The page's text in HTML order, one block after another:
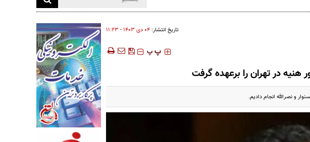
تاریخ انتشار: ۰۴ دی ۱۴۰۳ - ۱۱:۲۳
‍‍‍ پ پ
در تهران را برعهده گرفت
و نصرالله انجام دادیم.